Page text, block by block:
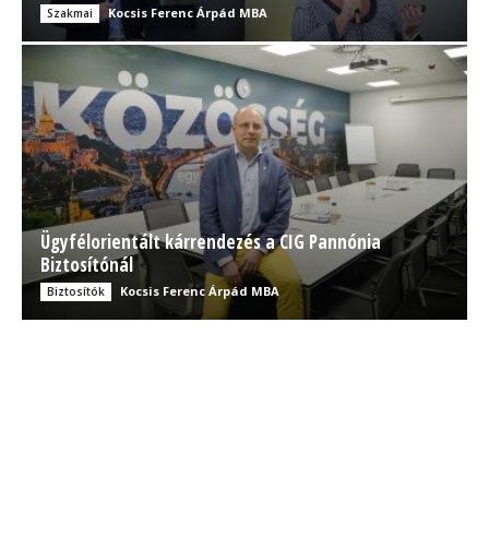
Szakmai Kocsis Ferenc Árpád MBA
Ügyfélorientált kárrendezés a CIG Pannónia
Biztosítónál
Biztosítók Kocsis Ferenc Árpád MBA